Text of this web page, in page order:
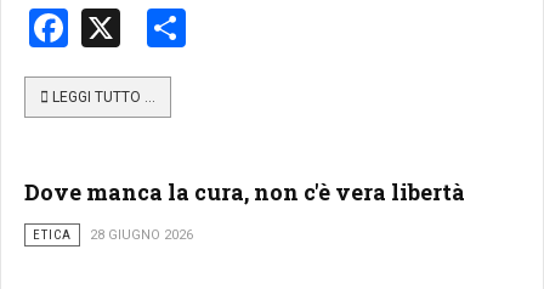
Facebook
LEGGI TUTTO …
Dove manca la cura, non c'è vera libertà
ETICA 28 GIUGNO 2026